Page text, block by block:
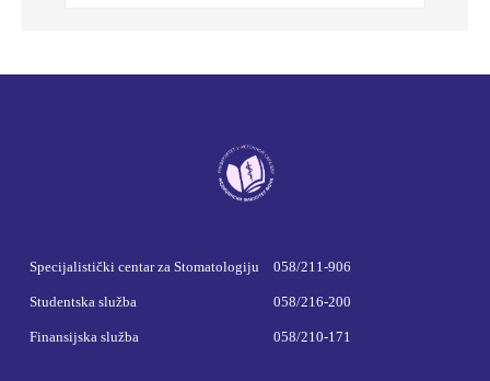
Specijalistički centar za Stomatologiju 058/211-906
Studentska služba 058/216-200
Finansijska služba 058/210-171